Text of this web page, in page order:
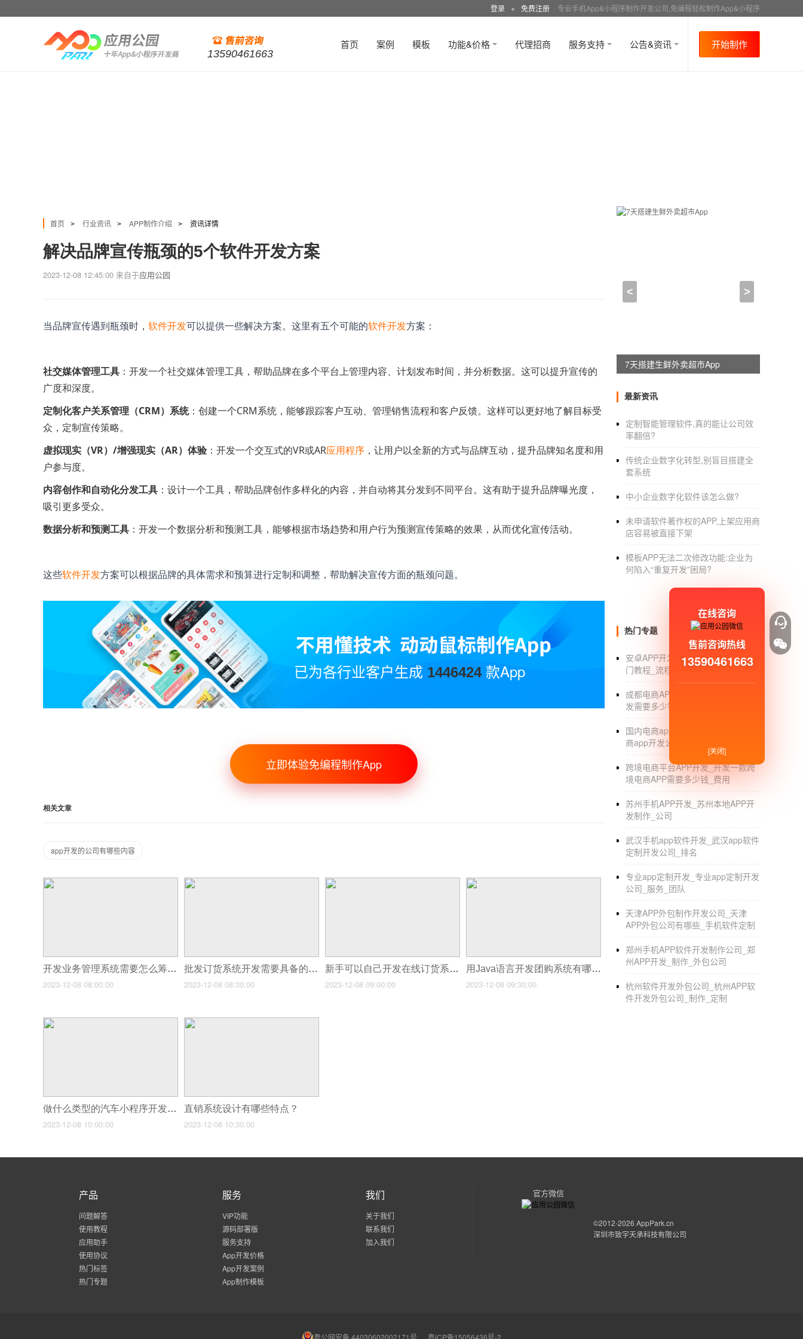
登录 ● 免费注册 专业手机App&小程序制作开发公司,免编程轻松制作App&小程序
13590461663
首页 案例 模板 功能&价格 代理招商 服务支持 公告&资讯 开始制作
首页 > 行业资讯 > APP制作介绍 > 资讯详情
解决品牌宣传瓶颈的5个软件开发方案
2023-12-08 12:45:00 来自于应用公园
当品牌宣传遇到瓶颈时， 软件开发可以提供一些解决方案。这里有五个可能的软件开发方案：
社交媒体管理工具 ：开发一个社交媒体管理工具，帮助品牌在多个平台上管理内容、计划发布时间，并分析数据。这可以提升宣传的
广度和深度。
定制化客户关系管理（CRM）系统：创建一个CRM系统，能够跟踪客户互动、管理销售流程和客户反馈。这样可以更好地了解目标受
众，定制宣传策略。
虚拟现实（VR）/增强现实（AR）体验 ：开发一个交互式的VR或AR应用程序 ，让用户以全新的方式与品牌互动，提升品牌知名度和用
户参与度。
内容创作和自动化分发工具 ：设计一个工具，帮助品牌创作多样化的内容，并自动将其分发到不同平台。这有助于提升品牌曝光度，
吸引更多受众。
数据分析和预测工具 ：开发一个数据分析和预测工具，能够根据市场趋势和用户行为预测宣传策略的效果，从而优化宣传活动。
这些软件开发方案可以根据品牌的具体需求和预算进行定制和调整，帮助解决宣传方面的瓶颈问题。
已为各行业客户生成 1446424款App
立即体验免编程制作App
相关文章
app开发的公司有哪些内容
开发业务管理系统需要怎么筹划准备工作？
2023-12-08 08:00:00
批发订货系统开发需要具备的功能
2023-12-08 08:30:00
新手可以自己开发在线订货系统么？
2023-12-08 09:00:00
用Java语言开发团购系统有哪些优势？
2023-12-08 09:30:00
做什么类型的汽车小程序开发比较赚钱？
2023-12-08 10:00:00
直销系统设计有哪些特点？
2023-12-08 10:30:00
< >
7天搭建生鲜外卖超市App
最新资讯
定制智能管理软件,真的能让公司效
率翻倍?
传统企业数字化转型,别盲目搭建全
套系统
中小企业数字化软件该怎么做?
未申请软件著作权的APP,上架应用商
店容易被直接下架
模板APP无法二次修改功能:企业为
何陷入“重复开发”困局?
热门专题
安卓APP开发_安卓APP开发公司_入
门教程_流程_平台
成都电商APP开发_成都电商APP开
发需要多少钱_价格_公司
国内电商app开发公司_国内移动电
商app开发公司排名_价格
跨境电商平台APP开发_开发一款跨
境电商APP需要多少钱_费用
苏州手机APP开发_苏州本地APP开
发制作_公司
武汉手机app软件开发_武汉app软件
定制开发公司_排名
专业app定制开发_专业app定制开发
公司_服务_团队
天津APP外包制作开发公司_天津
APP外包公司有哪些_手机软件定制
郑州手机APP软件开发制作公司_郑
州APP开发_制作_外包公司
杭州软件开发外包公司_杭州APP软
件开发外包公司_制作_定制
产品
问题解答
使用教程
应用助手
使用协议
热门标签
热门专题
服务
VIP功能
源码部署版
服务支持
App开发价格
App开发案例
App制作模板
我们
关于我们
联系我们
加入我们
官方微信
©2012-2026 AppPark.cn
深圳市致宇天承科技有限公司
粤公网安备 44030602002171号 粤ICP备15056436号-2
在线咨询
售前咨询热线
13590461663
[关闭]